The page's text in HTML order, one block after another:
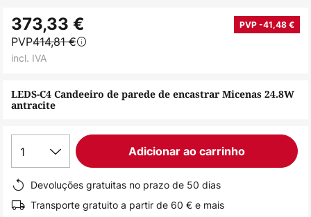
para
início
Galeria
de
imagens
LEDS-C4 Candeeiro de parede de encastrar Micenas 24.8W
antracite
373,33 € PVP -41,48 €
PVP414,81 €
incl. IVA
1 Adicionar ao carrinho
Devoluções gratuitas no prazo de 50 dias
Transporte gratuito a partir de 60 € e mais